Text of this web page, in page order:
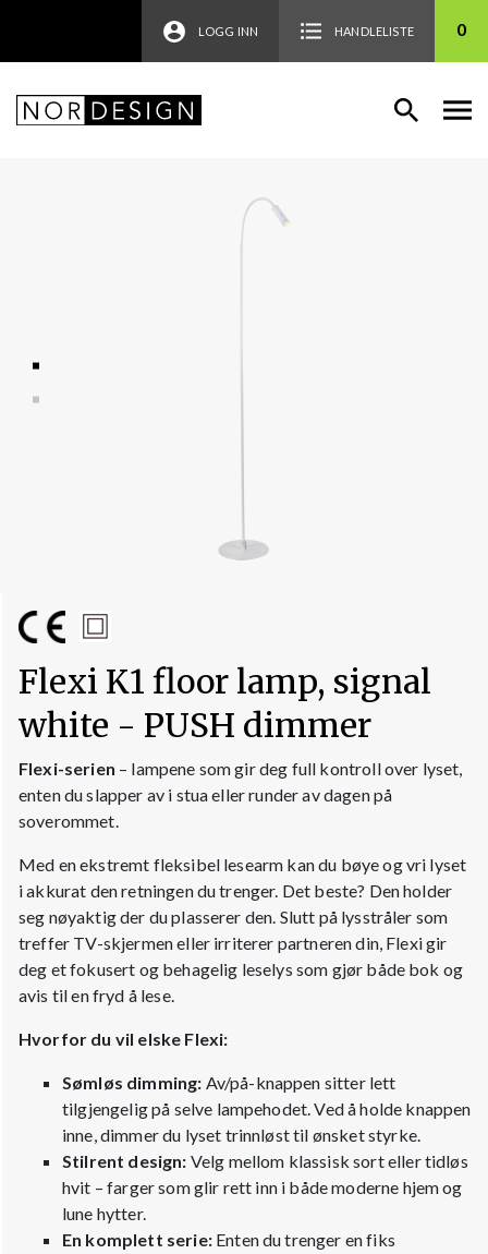
LOGG INN HANDLELISTE 0
Flexi K1 floor lamp, signal
white - PUSH dimmer
Flexi-serien – lampene som gir deg full kontroll over lyset,
enten du slapper av i stua eller runder av dagen på
soverommet.
Med en ekstremt fleksibel lesearm kan du bøye og vri lyset
i akkurat den retningen du trenger. Det beste? Den holder
seg nøyaktig der du plasserer den. Slutt på lysstråler som
treffer TV-skjermen eller irriterer partneren din, Flexi gir
deg et fokusert og behagelig leselys som gjør både bok og
avis til en fryd å lese.
Hvorfor du vil elske Flexi:
Sømløs dimming: Av/på-knappen sitter lett
tilgjengelig på selve lampehodet. Ved å holde knappen
inne, dimmer du lyset trinnløst til ønsket styrke.
Stilrent design: Velg mellom klassisk sort eller tidløs
hvit – farger som glir rett inn i både moderne hjem og
lune hytter.
En komplett serie:Enten du trenger en fiks